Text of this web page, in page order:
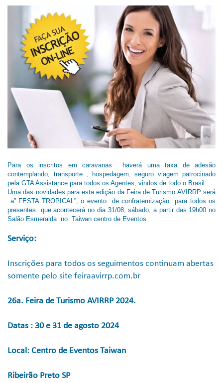
Para os inscritos em caravanas haverá uma taxa de adesão
contemplando, transporte , hospedagem, seguro viagem patrocinado
pela GTA Assistance para todos os Agentes, vindos de todo o Brasil.
Uma das novidades para esta edição da Feira de Turismo AVIRRP será
a” FESTA TROPICAL”, o evento de confraternização para todos os
presentes que acontecerá no dia 31/08, sábado, a partir das 19h00 no
Salão Esmeralda no Taiwan centro de Eventos.
Serviço:
Inscrições para todos os seguimentos continuam abertas
somente pelo site feiraavirrp.com.br
26a. Feira de Turismo AVIRRP 2024.
Datas : 30 e 31 de agosto 2024
Local: Centro de Eventos Taiwan
Ribeirão Preto SP